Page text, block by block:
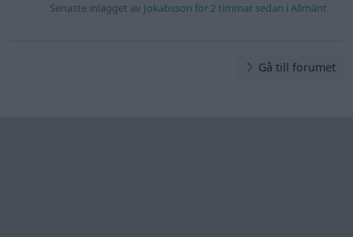
Senaste inlägget av Jokabsson för 2 timmar sedan iAllmänt
Gå till forumet